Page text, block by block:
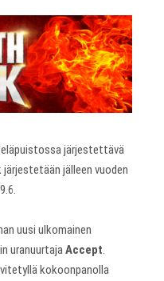
järjestettävä
jälleen vuoden
uusi ulkomainen
uranuurtajaAccept.
kokoonpanolla